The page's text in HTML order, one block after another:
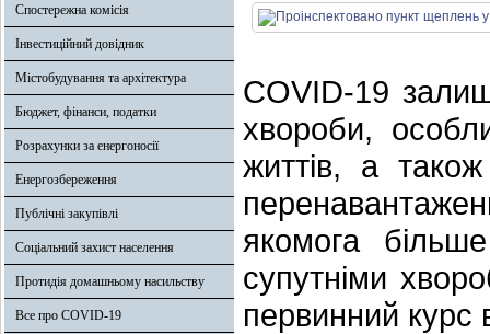
Спостережна комісія
Інвестиційний довідник
Містобудування та архітектура
Бюджет, фінанси, податки
Розрахунки за енергоносії
Енергозбереження
Публічні закупівлі
Соціальний захист населення
Протидія домашньому насильству
Все про COVID-19
COVID-19
хвороби,
життів, а
якомога
супутніми
первинний курс